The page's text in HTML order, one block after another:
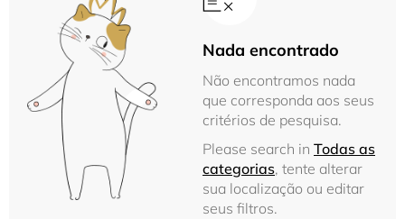
Nada encontrado
Não encontramos nada
que corresponda aos seus
critérios de pesquisa.
Please search in Todas as
categorias, tente alterar
sua localização ou editar
seus filtros.